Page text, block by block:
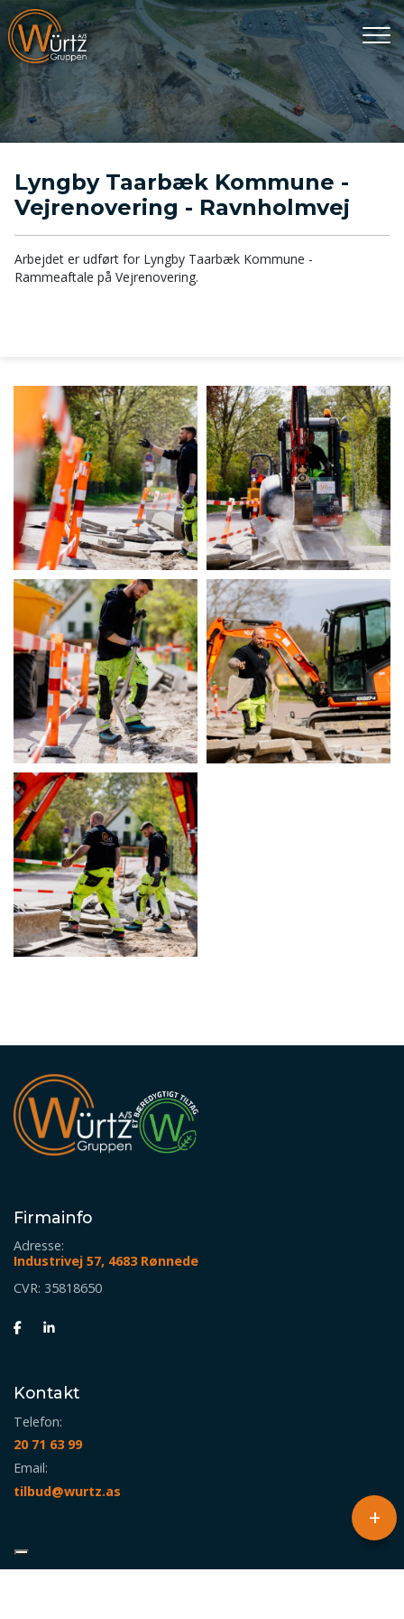
Gå
til
hovedindhold
Lyngby Taarbæk Kommune -
Vejrenovering - Ravnholmvej
Arbejdet er udført for Lyngby Taarbæk Kommune -
Rammeaftale på Vejrenovering.
Firmainfo
Adresse:
Industrivej 57, 4683 Rønnede
CVR: 35818650
Kontakt
Telefon:
20 71 63 99
Email:
tilbud@wurtz.as
+
Privatlivspolitik|
Cookiepolitik